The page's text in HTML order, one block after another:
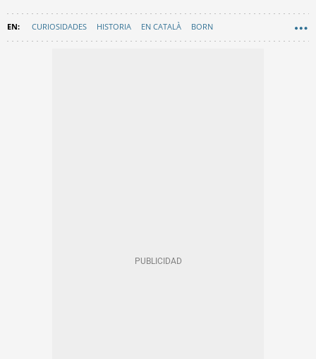
CURIOSIDADES HISTORIA EN CATALÀ BORN